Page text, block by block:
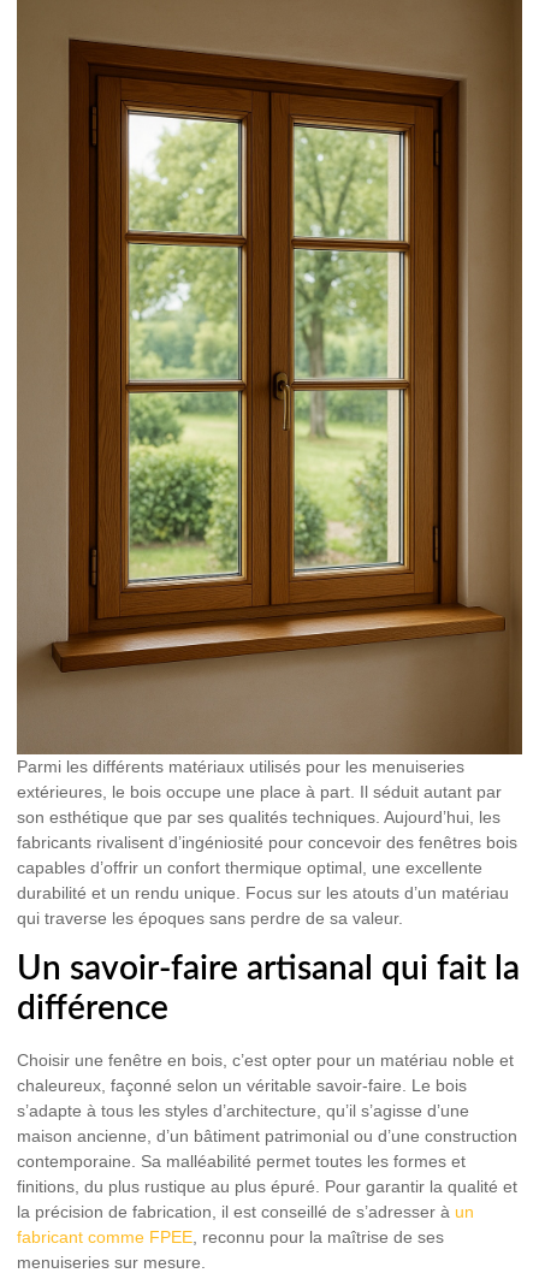
Parmi les différents matériaux utilisés pour les menuiseries
extérieures, le bois occupe une place à part. Il séduit autant par
son esthétique que par ses qualités techniques. Aujourd’hui, les
fabricants rivalisent d’ingéniosité pour concevoir des fenêtres bois
capables d’offrir un confort thermique optimal, une excellente
durabilité et un rendu unique. Focus sur les atouts d’un matériau
qui traverse les époques sans perdre de sa valeur.
Un savoir-faire artisanal qui fait la
différence
Choisir une fenêtre en bois, c’est opter pour un matériau noble et
chaleureux, façonné selon un véritable savoir-faire. Le bois
s’adapte à tous les styles d’architecture, qu’il s’agisse d’une
maison ancienne, d’un bâtiment patrimonial ou d’une construction
contemporaine. Sa malléabilité permet toutes les formes et
finitions, du plus rustique au plus épuré. Pour garantir la qualité et
la précision de fabrication, il est conseillé de s’adresser à un
fabricant comme FPEE , reconnu pour la maîtrise de ses
menuiseries sur mesure.